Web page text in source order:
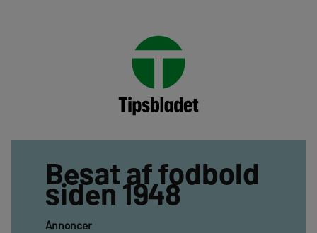
Besat af fodbold
siden 1948
Annoncer